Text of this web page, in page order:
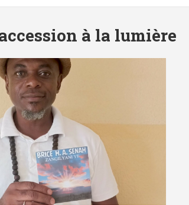
à la lumière